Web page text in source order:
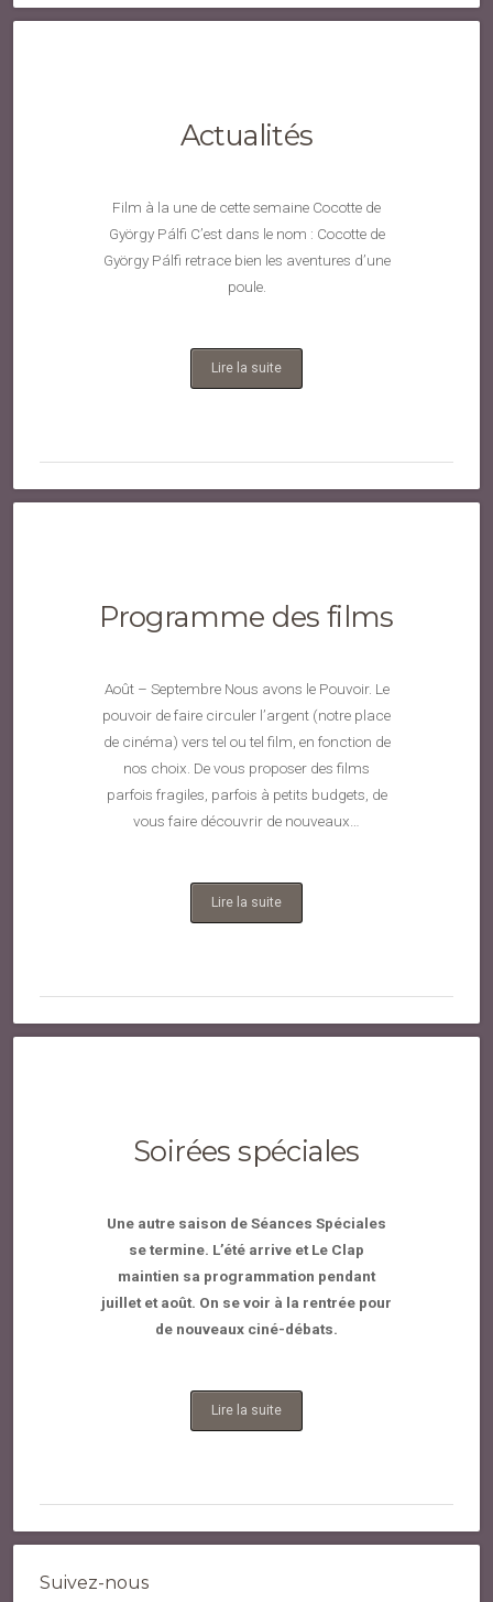
Actualités
Film à la une de cette semaine Cocotte de
György Pálfi C’est dans le nom : Cocotte de
György Pálfi retrace bien les aventures d’une
poule.
Lire la suite
Programme des films
Août – Septembre Nous avons le Pouvoir. Le
pouvoir de faire circuler l’argent (notre place
de cinéma) vers tel ou tel film, en fonction de
nos choix. De vous proposer des films
parfois fragiles, parfois à petits budgets, de
vous faire découvrir de nouveaux…
Lire la suite
Soirées spéciales
Une autre saison de Séances Spéciales
se termine. L’été arrive et Le Clap
maintien sa programmation pendant
juillet et août. On se voir à la rentrée pour
de nouveaux ciné-débats.
Lire la suite
Suivez-nous